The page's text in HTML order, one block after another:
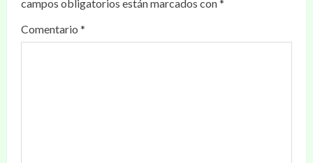
campos obligatorios están marcados con*
Comentario *